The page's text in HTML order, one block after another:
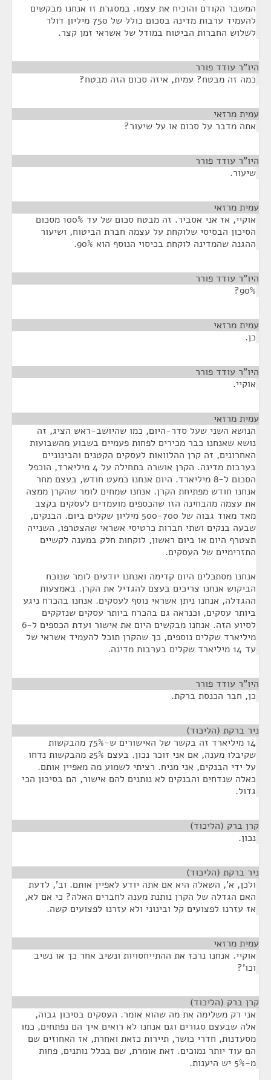
המשבר הקודם והוכיח את עצמו. במסגרת זו אנחנו מבקשים
להעמיד ערבות מדינה בסכום כולל של 750 מיליון דולר
לשלוש החברות הביטוח במודל של אשראי זמן קצר.
היו"ר עודד פורר
כמה זה מבטח? עמית, איזה סכום הזה מבטח?
עמית מרזאי
אתה מדבר על סכום או על שיעור?
היו"ר עודד פורר
שיעור.
עמית מרזאי
אוקיי, אז אני אסביר. זה מבטח סכום של עד 100% מסכום
הסיכון הבסיסי שלוקחת על עצמה חברת הביטוח, ושיעור
ההגנה שהמדינה לוקחת בכיסוי הנוסף הוא 90%.
היו"ר עודד פורר
90%?
עמית מרזאי
כן.
היו"ר עודד פורר
אוקיי.
עמית מרזאי
הנושא השני שעל סדר-היום, כמו שהיושב-ראש הציג, זה
נושא שאנחנו כבר מכירים לפחות פעמיים בשבוע מהשבועות
האחרונים, זה קרן ההלוואות לעסקים הקטנים והבינוניים
בערבות מדינה. הקרן אושרה בתחילה על 4 מיליארד, הוכפל
הסכום ל-8 מיליארד. היום אנחנו כמעט חודש, בעצם מחר
אנחנו חודש מפתיחת הקרן. אנחנו שמחים לומר שהקרן ממצה
את עצמה מהבחינה הזו שהכספים מועמדים לעסקים בקצב
מאד מאוד גבוה של 500-700 מיליון שקלים ביום. הבנקים,
שבעה בנקים ושתי חברות כרטיסי אשראי שהצטרפו, השנייה
תצטרף היום או ביום ראשון, לוקחות חלק במענה לקשיים
התזרימיים של העסקים.
אנחנו מסתכלים היום קדימה ואנחנו יודעים לומר שנוכח
הביקוש אנחנו צריכים בעצם להגדיל את הקרן. באמצעות
ההגדלה, אנחנו ניתן אשראי נוסף לעסקים. אנחנו בהכרח ניגע
ביותר עסקים, וכנראה גם בהכרח ביותר עסקים שנזקקים
לסיוע הזה. אנחנו מבקשים היום את אישור ועדת הכספים ל-6
מיליארד שקלים נוספים, כך שהקרן תוכל להעמיד אשראי של
עד 14 מיליארד שקלים בערבות מדינה.
היו"ר עודד פורר
כן, חבר הכנסת ברקת.
ניר ברקת (הליכוד)
14 מיליארד זה בקשר של האישורים ש-75% מהבקשות
שקיבלו מענה, אם אני זוכר נכון. בעצם 25% מהבקשות נדחו
על ידי הבנקים, אני מניח. רציתי לשמוע מה מאפיין אותם.
כאלה שנדחים והבנקים לא נותנים להם אישור, הם בסיכון הכי
גדול.
קרן ברק (הליכוד)
נכון.
ניר ברקת (הליכוד)
ולכן, א', השאלה היא אם אתה יודע לאפיין אותם. וב', לדעת
האם הגדלה של הקרן נותנת מענה לחברים האלה? כי אם לא,
אז עזרנו לפצועים קל ובינוני ולא עזרנו לפצועים קשה.
עמית מרזאי
אוקיי. אנחנו נרכז את ההתייחסויות ונשיב אחר כך או נשיב
וכו'?
קרן ברק (הליכוד)
אני רק משלימה את מה שהוא אומר. העסקים בסיכון גבוה,
אלה שבעצם סגורים וגם אנחנו לא רואים איך הם נפתחים, כמו
מסעדנות, חדרי כושר, תיירות כזאת ואחרת, אז האחוזים שם
הם עוד יותר נמוכים. זאת אומרת, שם בכלל נותנים, פחות
מ-5% יש היענות.